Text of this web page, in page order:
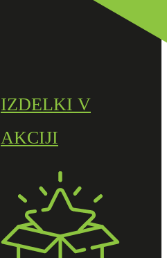
IZDELKI V
AKCIJI